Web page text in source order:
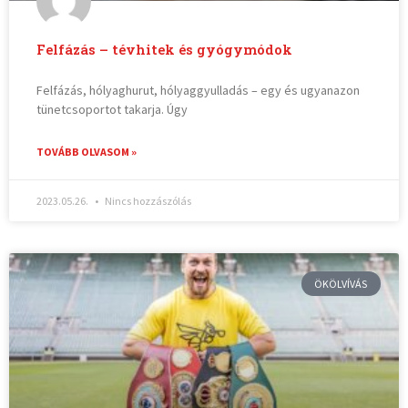
Felfázás – tévhitek és gyógymódok
Felfázás, hólyaghurut, hólyaggyulladás – egy és ugyanazon
tünetcsoportot takarja. Úgy
TOVÁBB OLVASOM »
2023.05.26. Nincs hozzászólás
ÖKÖLVÍVÁS